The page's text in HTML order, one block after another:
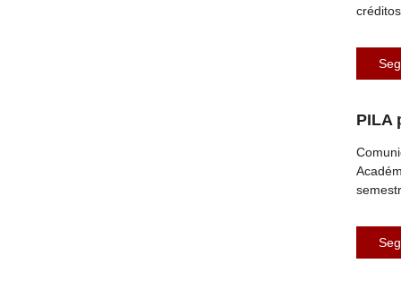
PILA